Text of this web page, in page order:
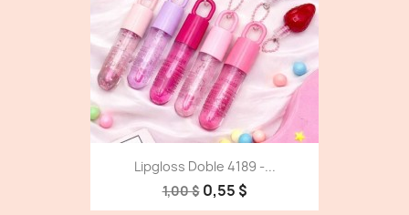
Lipgloss Doble 4189 -...
1,00 $ 0,55 $